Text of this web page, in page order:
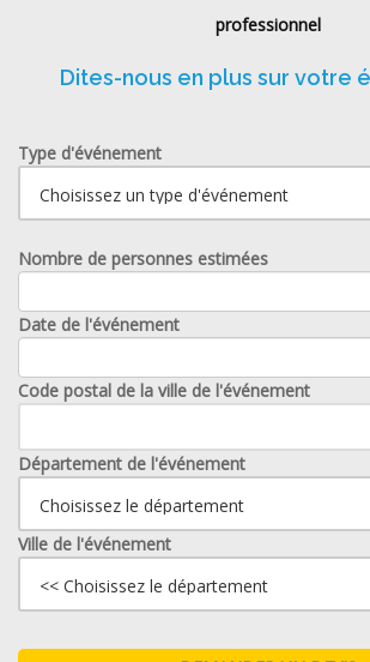
professionnel
Dites-nous en plus sur votre
Type d'événement
Nombre de personnes estimées
Date de l'événement
Code postal de la ville de l'événement
Département de l'événement
Ville de l'événement